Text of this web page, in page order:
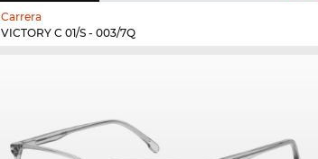
Carrera
VICTORY C 01/S - 003/7Q